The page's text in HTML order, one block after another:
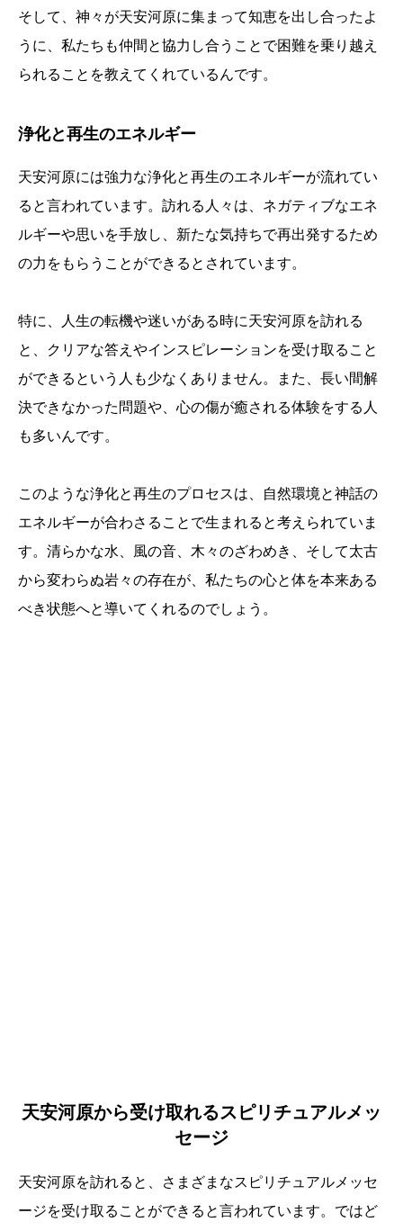
そして、神々が天安河原に集まって知恵を出し合ったよ
うに、私たちも仲間と協力し合うことで困難を乗り越え
られることを教えてくれているんです。
浄化と再生のエネルギー
天安河原には強力な浄化と再生のエネルギーが流れてい
ると言われています。訪れる人々は、ネガティブなエネ
ルギーや思いを手放し、新たな気持ちで再出発するため
の力をもらうことができるとされています。
特に、人生の転機や迷いがある時に天安河原を訪れる
と、クリアな答えやインスピレーションを受け取ること
ができるという人も少なくありません。また、長い間解
決できなかった問題や、心の傷が癒される体験をする人
も多いんです。
このような浄化と再生のプロセスは、自然環境と神話の
エネルギーが合わさることで生まれると考えられていま
す。清らかな水、風の音、木々のざわめき、そして太古
から変わらぬ岩々の存在が、私たちの心と体を本来ある
べき状態へと導いてくれるのでしょう。
天安河原から受け取れるスピリチュアルメッ
セージ
天安河原を訪れると、さまざまなスピリチュアルメッセ
ージを受け取ることができると言われています。ではど